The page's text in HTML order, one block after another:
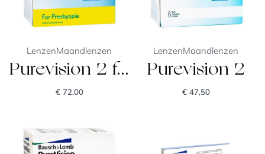
LenzenMaandlenzen
Purevision 2 for Presbyopia
€72,00
LenzenMaandlenzen
Purevision 2
€47,50